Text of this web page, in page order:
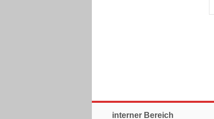
interner Bereich